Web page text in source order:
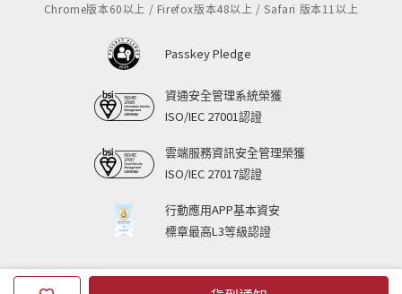
Chrome版本60以上 / Firefox版本48以上 / Safari 版本11以上
Passkey Pledge
資通安全管理系統榮獲
ISO/IEC 27001認證
雲端服務資訊安全管理榮獲
ISO/IEC 27017認證
行動應用APP基本資安
標章最高L3等級認證